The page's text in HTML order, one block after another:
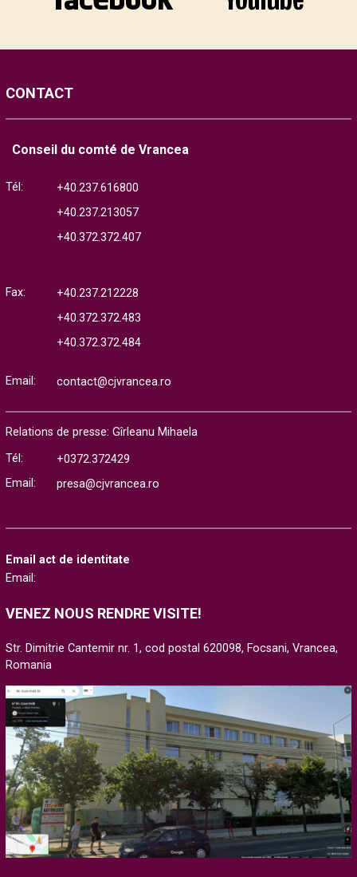
CONTACT
Conseil du comté de Vrancea
Tél:
+40.237.616800
+40.237.213057
+40.372.372.407
Fax:
+40.237.212228
+40.372.372.483
+40.372.372.484
Email: contact@cjvrancea.ro
Relations de presse: Gîrleanu Mihaela
Tél:
+0372.372429
Email:
presa@cjvrancea.ro
Email act de identitate
Email:
VENEZ NOUS RENDRE VISITE!
Str. Dimitrie Cantemir nr. 1, cod postal 620098, Focsani, Vrancea,
Romania